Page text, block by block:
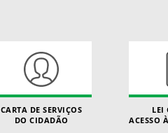
CARTA DE SERVIÇOS
DO CIDADÃO
LEI
ACESSO